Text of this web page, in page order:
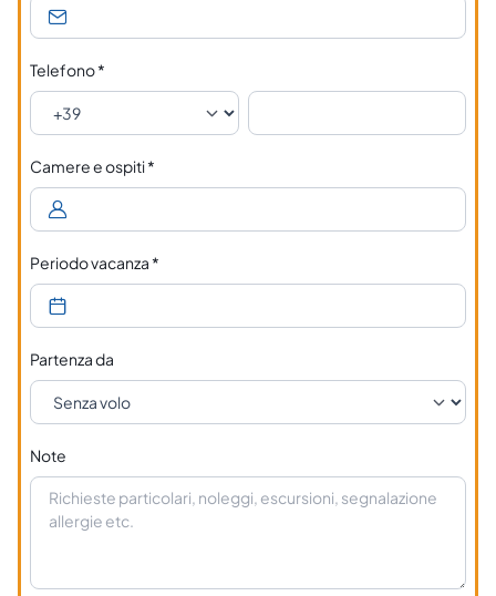
Telefono*
Camere e ospiti*
Periodo vacanza*
Partenza da
Note